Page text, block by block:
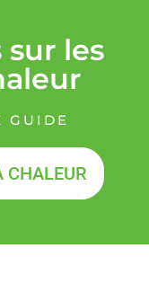
sur les
GUIDE
CHALEUR